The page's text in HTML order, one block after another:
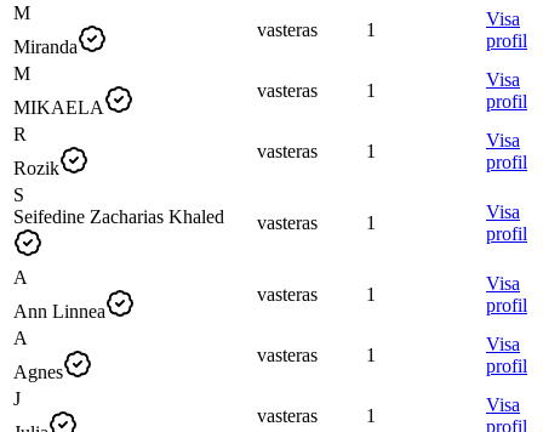
M
Miranda
vasteras 1
Visa
profil
M
MIKAELA
vasteras 1
Visa
profil
R
Rozik
vasteras 1
Visa
profil
S
Seifedine Zacharias Khaled
vasteras 1
Visa
profil
A
Ann Linnea
vasteras 1
Visa
profil
A
Agnes
vasteras 1
Visa
profil
J
vasteras 1
Visa
profil